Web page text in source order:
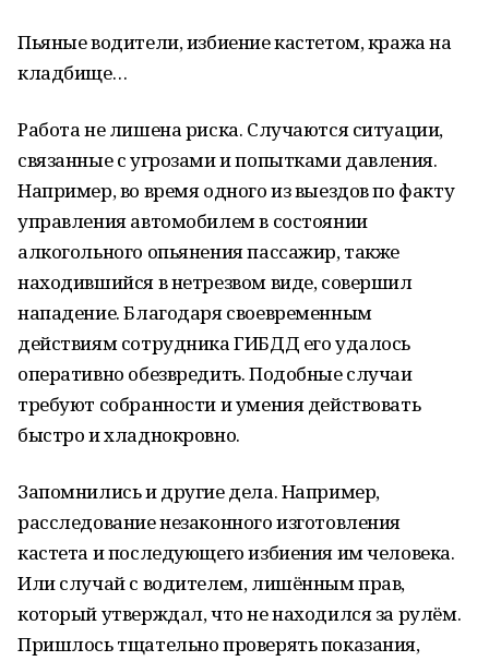
Пьяные водители, избиение кастетом, кража на
кладбище…
Работа не лишена риска. Случаются ситуации,
связанные с угрозами и попытками давления.
Например, во время одного из выездов по факту
управления автомобилем в состоянии
алкогольного опьянения пассажир, также
находившийся в нетрезвом виде, совершил
нападение. Благодаря своевременным
действиям сотрудника ГИБДД его удалось
оперативно обезвредить. Подобные случаи
требуют собранности и умения действовать
быстро и хладнокровно.
Запомнились и другие дела. Например,
расследование незаконного изготовления
кастета и последующего избиения им человека.
Или случай с водителем, лишённым прав,
который утверждал, что не находился за рулём.
Пришлось тщательно проверять показания,